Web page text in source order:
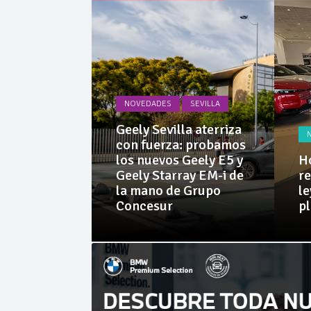
La
NOVEDADES SEVILLA
Honda Prelude, el
regreso de una
leyenda con alma de
planeador